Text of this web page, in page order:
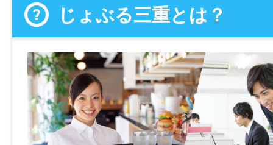
じょぶる三重とは？